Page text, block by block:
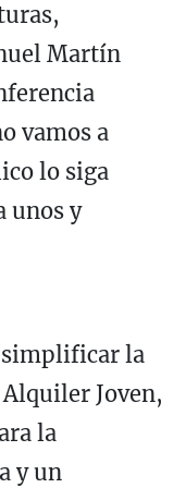
Martín
vamos a
lo siga
unos y
simplificar la
Joven,
la
y un